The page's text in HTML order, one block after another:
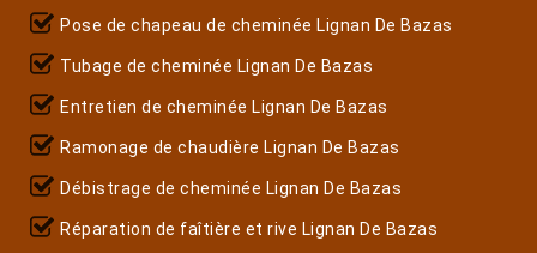
Pose de chapeau de cheminée Lignan De Bazas
Tubage de cheminée Lignan De Bazas
Entretien de cheminée Lignan De Bazas
Ramonage de chaudière Lignan De Bazas
Débistrage de cheminée Lignan De Bazas
Réparation de faîtière et rive Lignan De Bazas